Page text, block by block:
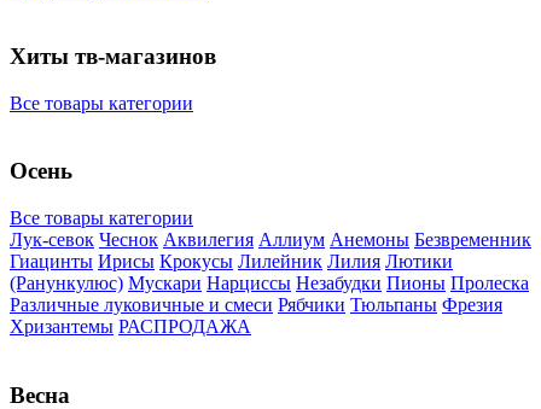
Хиты тв-магазинов
Все товары категории
Осень
Все товары категории
Лук-севок Чеснок Аквилегия Аллиум Анемоны Безвременник
Гиацинты Ирисы Крокусы Лилейник Лилия Лютики
(Ранункулюс) Мускари Нарцисcы Незабудки Пионы Пролеска
Различные луковичные и смеси Рябчики Тюльпаны Фрезия
Хризантемы РАСПРОДАЖА
Весна